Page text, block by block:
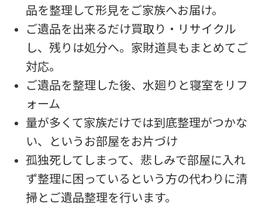
品を整理して形見をご家族へお届け。
ご遺品を出来るだけ買取り・リサイクル
し、残りは処分へ。家財道具もまとめてご
対応。
ご遺品を整理した後、水廻りと寝室をリフ
ォーム
量が多くて家族だけでは到底整理がつかな
い、というお部屋をお片づけ
孤独死してしまって、悲しみで部屋に入れ
ず整理に困っているという方の代わりに清
掃とご遺品整理を行います。